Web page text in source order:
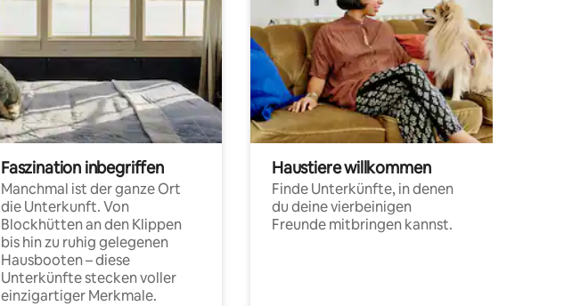
Faszination inbegriffen
Manchmal ist der ganze Ort
die Unterkunft. Von
Blockhütten an den Klippen
bis hin zu ruhig gelegenen
Hausbooten – diese
Unterkünfte stecken voller
einzigartiger Merkmale.
Haustiere willkommen
Finde Unterkünfte, in denen
du deine vierbeinigen
Freunde mitbringen kannst.